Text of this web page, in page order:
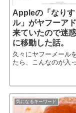
Appleの「なり
ル」がヤフーア
来ていたので迷
に移動した話。
久々にヤフーメール
たら、こんなのが入
気になるキーワード